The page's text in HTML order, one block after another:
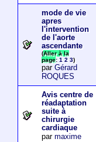
mode de vie
apres
l'intervention
de l'aorte
ascendante
(Aller à la
page: 1 2 3)
par Gérard
ROQUES
Avis centre de
réadaptation
suite à
chirurgie
cardiaque
par maxime